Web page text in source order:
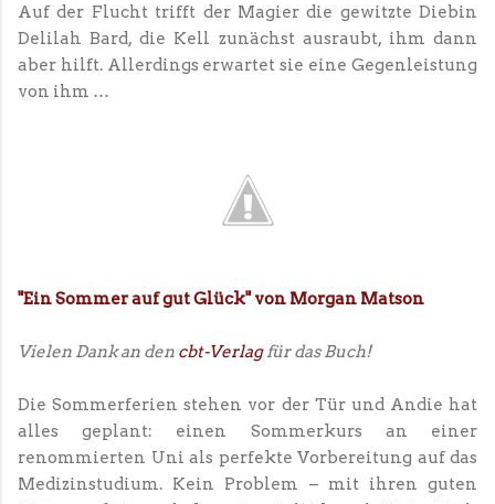
Auf der Flucht trifft der Magier die gewitzte Diebin
Delilah Bard, die Kell zunächst ausraubt, ihm dann
aber hilft. Allerdings erwartet sie eine Gegenleistung
von ihm …
"Ein Sommer auf gut Glück" von Morgan Matson
Vielen Dank an den cbt-Verlagfür das Buch!
Die Sommerferien stehen vor der Tür und Andie hat
alles geplant: einen Sommerkurs an einer
renommierten Uni als perfekte Vorbereitung auf das
Medizinstudium. Kein Problem – mit ihren guten